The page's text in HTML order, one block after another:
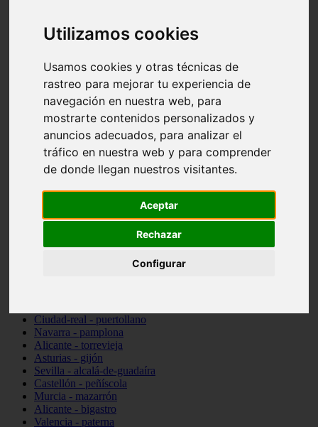
Utilizamos cookies
Usamos cookies y otras técnicas de
rastreo para mejorar tu experiencia de
navegación en nuestra web, para
mostrarte contenidos personalizados y
anuncios adecuados, para analizar el
tráfico en nuestra web y para comprender
de donde llegan nuestros visitantes.
Aceptar
Rechazar
Configurar
Valencia - chiva
Murcia - calasparra
Valencia - sagunt
Asturias - ribadesella
Castellón - benicàssim
Alicante - el-campello
Cádiz - rota
Madrid - las-rozas-de-madrid
Ciudad-real - ciudad-real
Madrid - tres-cantos
Las-palmas - yaiza
Alicante - elx
Ciudad-real - puertollano
Navarra - pamplona
Alicante - torrevieja
Asturias - gijón
Sevilla - alcalá-de-guadaíra
Castellón - peñíscola
Murcia - mazarrón
Alicante - bigastro
Valencia - paterna